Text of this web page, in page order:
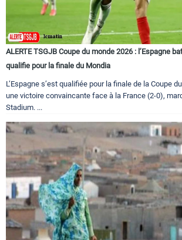
ALERTE TSGJB Coupe du monde 2026 : l’Espagne
qualifie pour la finale du Mondia
L’Espagne s’est qualifiée pour la finale de la Coupe
une victoire convaincante face à la France (2-0),
Stadium. ...